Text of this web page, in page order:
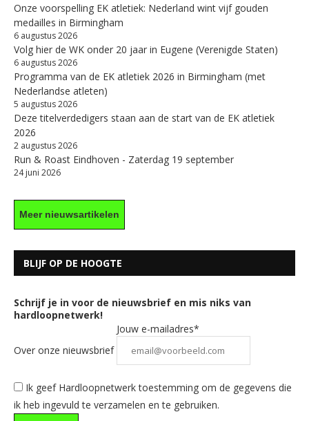
Onze voorspelling EK atletiek: Nederland wint vijf gouden
medailles in Birmingham
6 augustus 2026
Volg hier de WK onder 20 jaar in Eugene (Verenigde Staten)
6 augustus 2026
Programma van de EK atletiek 2026 in Birmingham (met
Nederlandse atleten)
5 augustus 2026
Deze titelverdedigers staan aan de start van de EK atletiek
2026
2 augustus 2026
Run & Roast Eindhoven - Zaterdag 19 september
24 juni 2026
Meer nieuwsartikelen
BLIJF OP DE HOOGTE
Schrijf je in voor de nieuwsbrief en mis niks van
hardloopnetwerk!
Over onze nieuwsbrief
Jouw e-mailadres*
Ik geef Hardloopnetwerk toestemming om de gegevens die
ik heb ingevuld te verzamelen en te gebruiken.